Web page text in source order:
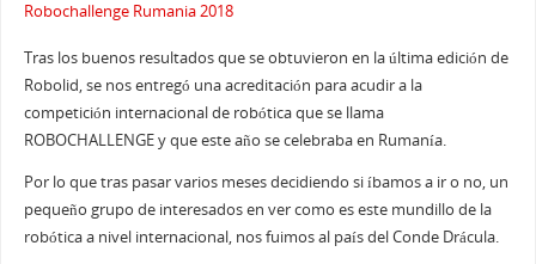
Robochallenge Rumania 2018
Tras los buenos resultados que se obtuvieron en la última edición de
Robolid, se nos entregó una acreditación para acudir a la
competición internacional de robótica que se llama
ROBOCHALLENGE y que este año se celebraba en Rumanía.
Por lo que tras pasar varios meses decidiendo si íbamos a ir o no, un
pequeño grupo de interesados en ver como es este mundillo de la
robótica a nivel internacional, nos fuimos al país del Conde Drácula.